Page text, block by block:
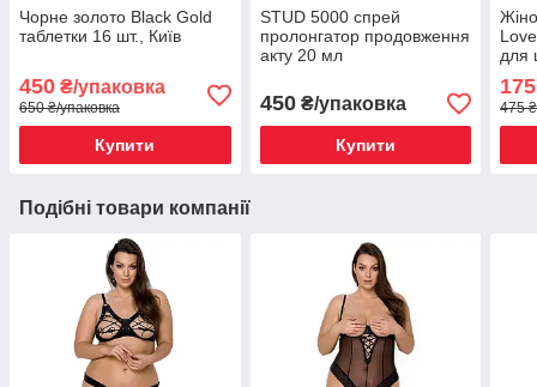
Чорне золото Black Gold
таблетки 16 шт., Київ
450 ₴/упаковка
650 ₴/упаковка
Купити
STUD 5000 спрей
пролонгатор продовження
акту 20 мл
450₴/упаковка
Купити
для
175
475
Подібні товари компанії